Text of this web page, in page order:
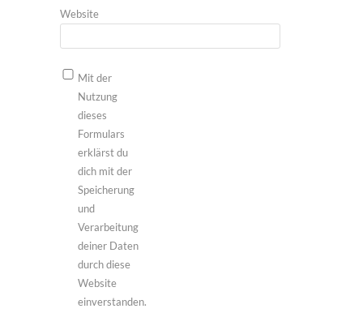
Website
Mit der
Nutzung
dieses
Formulars
erklärst du
dich mit der
Speicherung
und
Verarbeitung
deiner Daten
durch diese
Website
einverstanden.